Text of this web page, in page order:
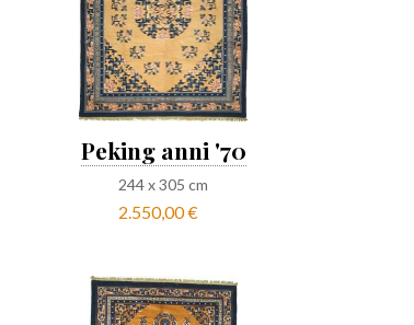
Peking anni '70
244x305 cm
2.550,00 €